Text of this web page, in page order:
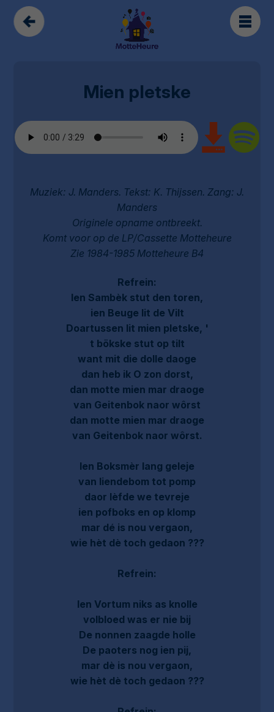
Mien pletske
Muziek: J. Manders. Tekst: K. Thijssen. Zang: J.
Manders
Originele opname ontbreekt.
Komt voor op de LP/Cassette Motteheure
Zie 1984-1985 Motteheure B4
Refrein:
Ien Sambèk stut den toren,
ien Beuge lit de Vilt
Doartussen lit mien pletske, '
t bökske stut op tilt
want mit die dolle daoge
dan heb ik O zon dorst,
dan motte mien mar draoge
van Geitenbok naor wôrst
dan motte mien mar draoge
van Geitenbok naor wôrst.
Ien Boksmèr lang geleje
van liendebom tot pomp
daor lèfde we tevreje
ien pofboks en op klomp
mar dé is nou vergaon,
wie hèt dè toch gedaon ???
Refrein:
Ien Vortum niks as knolle
volbloed was er nie bij
De nonnen zaagde holle
De paoters nog ien pij,
mar dè is nou vergaon,
wie hèt dè toch gedaon ???